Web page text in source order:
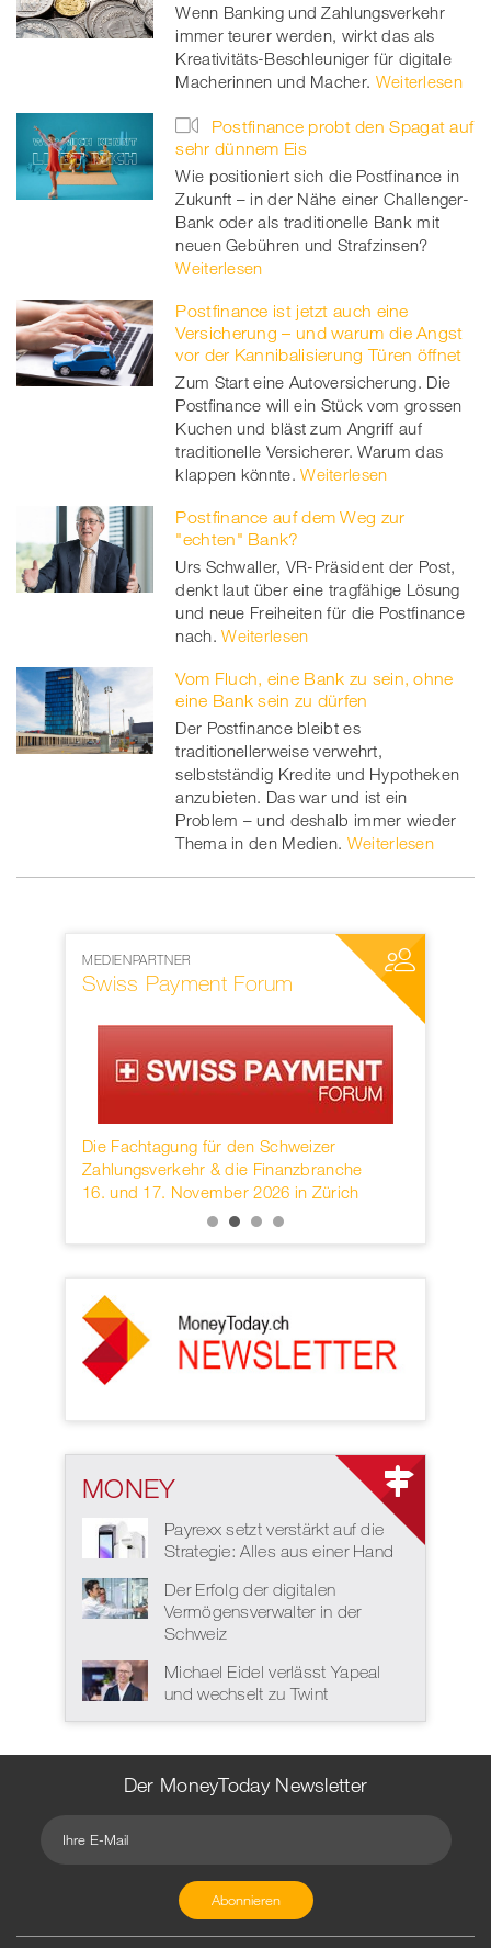
Wenn Banking und Zahlungsverkehr
immer teurer werden, wirkt das als
Kreativitäts-Beschleuniger für digitale
Macherinnen und Macher. Weiterlesen
Postfinance probt den Spagat auf
sehr dünnem Eis
Wie positioniert sich die Postfinance in
Zukunft – in der Nähe einer Challenger-
Bank oder als traditionelle Bank mit
neuen Gebühren und Strafzinsen?
Weiterlesen
Postfinance ist jetzt auch eine
Versicherung – und warum die Angst
vor der Kannibalisierung Türen öffnet
Zum Start eine Autoversicherung. Die
Postfinance will ein Stück vom grossen
Kuchen und bläst zum Angriff auf
traditionelle Versicherer. Warum das
klappen könnte. Weiterlesen
Postfinance auf dem Weg zur
"echten" Bank?
Urs Schwaller, VR-Präsident der Post,
denkt laut über eine tragfähige Lösung
und neue Freiheiten für die Postfinance
nach. Weiterlesen
Vom Fluch, eine Bank zu sein, ohne
eine Bank sein zu dürfen
Der Postfinance bleibt es
traditionellerweise verwehrt,
selbstständig Kredite und Hypotheken
anzubieten. Das war und ist ein
Problem – und deshalb immer wieder
Thema in den Medien. Weiterlesen
MEDIENPARTNER
Swiss Payment Forum
Die Fachtagung für den Schweizer
Zahlungsverkehr & die Finanzbranche
16. und 17. November 2026 in Zürich
MONEY
Payrexx setzt verstärkt auf die
Strategie: Alles aus einer Hand
Der Erfolg der digitalen
Vermögensverwalter in der
Schweiz
Michael Eidel verlässt Yapeal
und wechselt zu Twint
Der MoneyToday Newsletter